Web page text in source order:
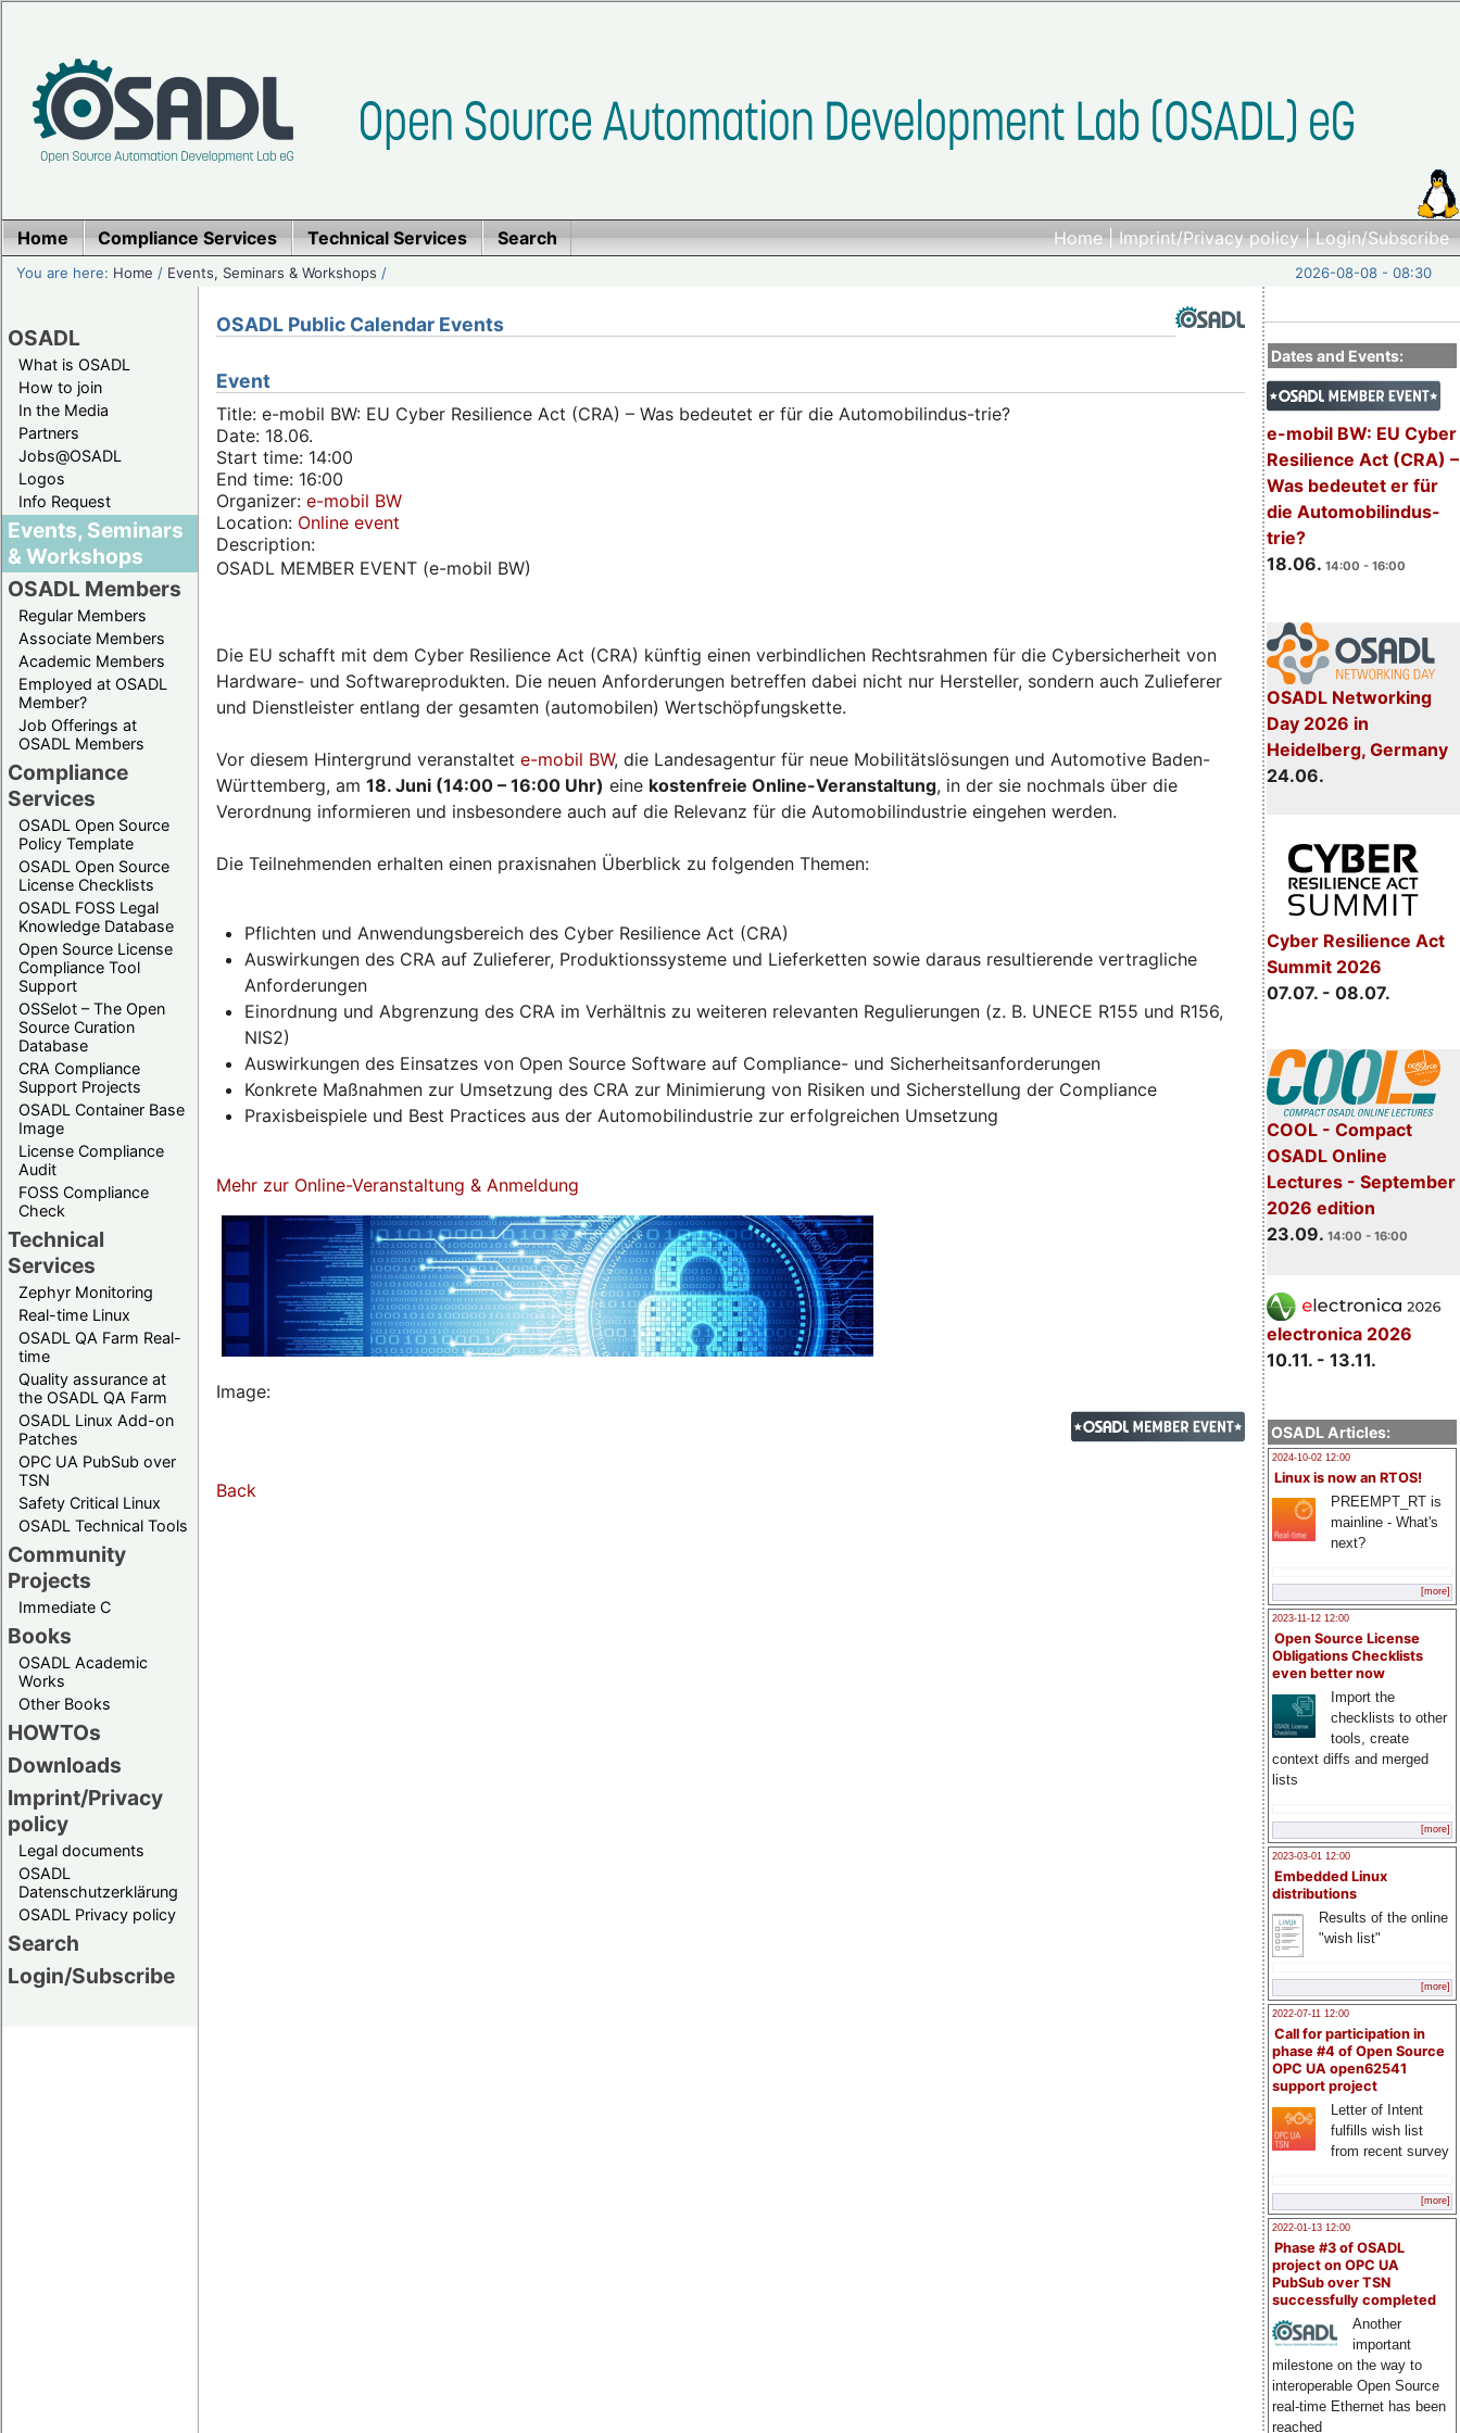
Home|Imprint/Privacy policy|Login/Subscribe
Home Compliance Services Technical Services Search
You are here: Home / Events, Seminars & Workshops / 2026-08-08 - 08:30
OSADL
What is OSADL
How to join
In the Media
Partners
Jobs@OSADL
Logos
Info Request
Events, Seminars
& Workshops
OSADL Members
Regular Members
Associate Members
Academic Members
Employed at OSADL
Member?
Job Offerings at
OSADL Members
Compliance
Services
OSADL Open Source
Policy Template
OSADL Open Source
License Checklists
OSADL FOSS Legal
Knowledge Database
Open Source License
Compliance Tool
Support
OSSelot – The Open
Source Curation
Database
CRA Compliance
Support Projects
OSADL Container Base
Image
License Compliance
Audit
FOSS Compliance
Check
Technical
Services
Zephyr Monitoring
Real-time Linux
OSADL QA Farm Real-
time
Quality assurance at
the OSADL QA Farm
OSADL Linux Add-on
Patches
OPC UA PubSub over
TSN
Safety Critical Linux
OSADL Technical Tools
Community
Projects
Immediate C
Books
OSADL Academic
Works
Other Books
HOWTOs
Downloads
Imprint/Privacy
policy
Legal documents
OSADL
Datenschutzerklärung
OSADL Privacy policy
Search
Login/Subscribe
Dates and Events:
e-mobil BW: EU Cyber
Resilience Act (CRA) –
Was bedeutet er für
die Automobilindus-
trie?
18.06. 14:00 - 16:00
OSADL Networking
Day 2026 in
Heidelberg, Germany
24.06.
Cyber Resilience Act
Summit 2026
07.07. - 08.07.
COOL - Compact
OSADL Online
Lectures - September
2026 edition
23.09. 14:00 - 16:00
electronica 2026
10.11. - 13.11.
OSADL Articles:
2024-10-02 12:00
Linux is now an RTOS!
PREEMPT_RT is
mainline - What's
next?
[more]
2023-11-12 12:00
Open Source License
Obligations Checklists
even better now
Import the
checklists to other
tools, create
context diffs and merged
lists
[more]
2023-03-01 12:00
Embedded Linux
distributions
Results of the online
"wish list"
[more]
2022-07-11 12:00
Call for participation in
phase #4 of Open Source
OPC UA open62541
support project
Letter of Intent
fulfills wish list
from recent survey
[more]
2022-01-13 12:00
Phase #3 of OSADL
project on OPC UA
PubSub over TSN
successfully completed
Another
important
milestone on the way to
interoperable Open Source
real-time Ethernet has been
reached
OSADL Public Calendar Events
Event
Title: e-mobil BW: EU Cyber Resilience Act (CRA) – Was bedeutet er für die Automobilindus-trie?
Date: 18.06.
Start time: 14:00
End time: 16:00
Organizer: e-mobil BW
Location: Online event
Description:
OSADL MEMBER EVENT (e-mobil BW)
Die EU schafft mit dem Cyber Resilience Act (CRA) künftig einen verbindlichen Rechtsrahmen für die Cybersicherheit von
Hardware- und Softwareprodukten. Die neuen Anforderungen betreffen dabei nicht nur Hersteller, sondern auch Zulieferer
und Dienstleister entlang der gesamten (automobilen) Wertschöpfungskette.
Vor diesem Hintergrund veranstaltet e-mobil BW, die Landesagentur für neue Mobilitätslösungen und Automotive Baden-
Württemberg, am 18. Juni (14:00 – 16:00 Uhr) eine kostenfreie Online-Veranstaltung, in der sie nochmals über die
Verordnung informieren und insbesondere auch auf die Relevanz für die Automobilindustrie eingehen werden.
Die Teilnehmenden erhalten einen praxisnahen Überblick zu folgenden Themen:
Pflichten und Anwendungsbereich des Cyber Resilience Act (CRA)
Auswirkungen des CRA auf Zulieferer, Produktionssysteme und Lieferketten sowie daraus resultierende vertragliche
Anforderungen
Einordnung und Abgrenzung des CRA im Verhältnis zu weiteren relevanten Regulierungen (z. B. UNECE R155 und R156,
NIS2)
Auswirkungen des Einsatzes von Open Source Software auf Compliance- und Sicherheitsanforderungen
Konkrete Maßnahmen zur Umsetzung des CRA zur Minimierung von Risiken und Sicherstellung der Compliance
Praxisbeispiele und Best Practices aus der Automobilindustrie zur erfolgreichen Umsetzung
Mehr zur Online-Veranstaltung & Anmeldung
Image:
Back